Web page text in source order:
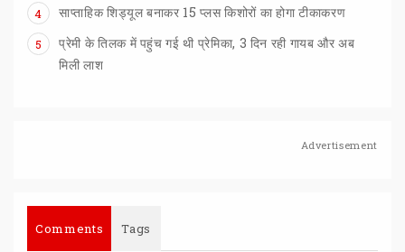
4 साप्ताहिकशिड्यूलबनाकर 15 प्लसकिशोरों काहोगाटीकाकरण
5
प्रेमी के तिलक में पहुंच गई थी प्रेमिका, 3 दिन रही गायब और अब
मिली लाश
Advertisement
Comments Tags